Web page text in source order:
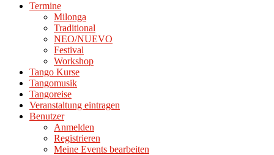
Termine
Milonga
Traditional
NEO/NUEVO
Festival
Workshop
Tango Kurse
Tangomusik
Tangoreise
Veranstaltung eintragen
Benutzer
Anmelden
Registrieren
Meine Events bearbeiten